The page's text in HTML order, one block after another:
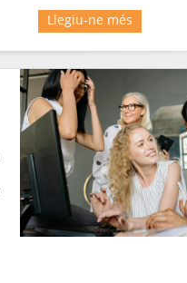
Llegiu-ne més